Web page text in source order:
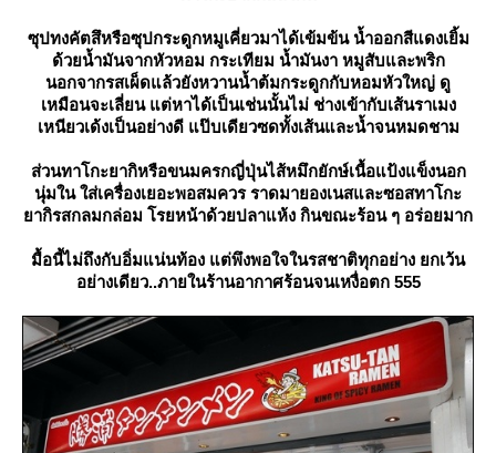
ซุปทงคัตสึหรือซุปกระดูกหมูเคี่ยวมาได้เข้มข้น น้ำออกสีแดงเยิ้ม
ด้วยน้ำมันจากหัวหอม กระเทียม น้ำมันงา หมูสับและพริก
นอกจากรสเผ็ดแล้วยังหวานน้ำต้มกระดูกกับหอมหัวใหญ่ ดู
เหมือนจะเลี่ยน แต่หาได้เป็นเช่นนั้นไม่ ช่างเข้ากับเส้นราเมง
เหนียวเด้งเป็นอย่างดี แป๊บเดียวซดทั้งเส้นและน้ำจนหมดชาม
ส่วนทาโกะยากิหรือขนมครกญี่ปุ่นไส้หมึกยักษ์เนื้อแป้งแข็งนอก
นุ่มใน ใส่เครื่องเยอะพอสมควร ราดมายองเนสและซอสทาโกะ
ากิรสกลมกล่อม โรยหน้าด้วยปลาแห้ง กินขณะร้อน ๆ อร่อยมาก
มื้อนี้ไม่ถึงกับอิ่มแน่นท้อง แต่พึงพอใจในรสชาติทุกอย่าง ยกเว้น
อย่างเดียว..ภายในร้านอากาศร้อนจนเหงื่อตก 555